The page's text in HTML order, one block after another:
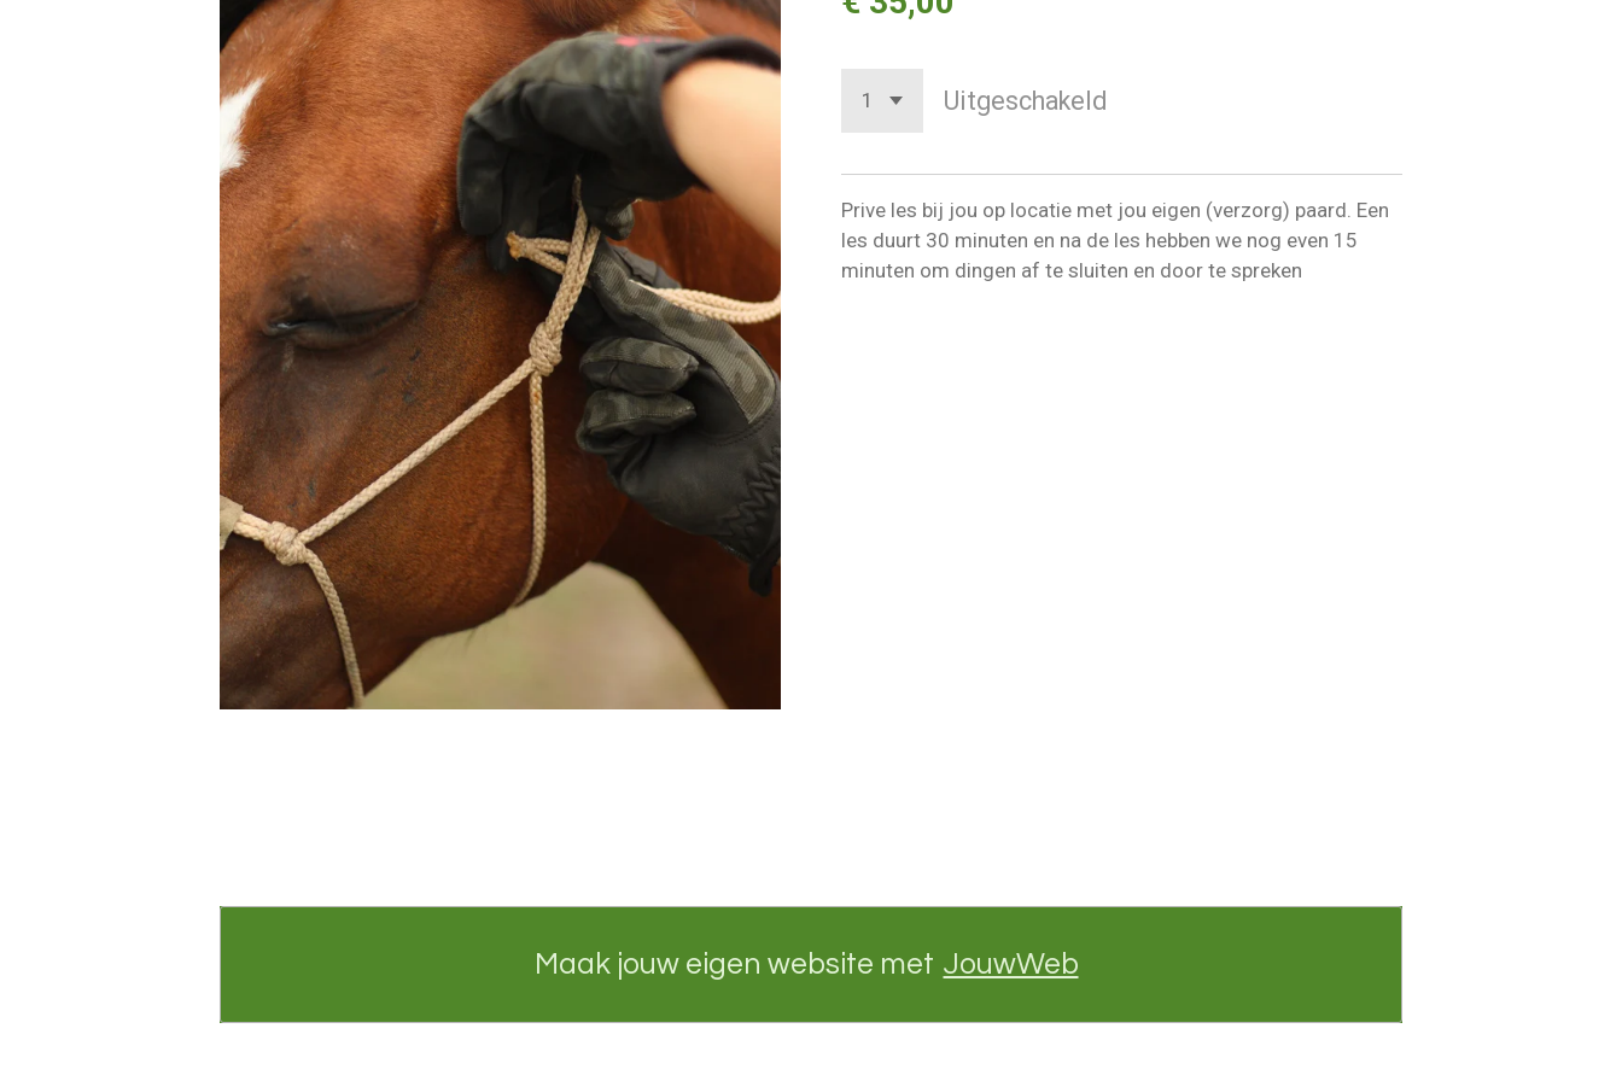
Uitgeschakeld
Prive les bij jou op locatie met jou eigen (verzorg) paard. Een
les duurt 30 minuten en na de les hebben we nog even 15
minuten om dingen af te sluiten en door te spreken
Maak jouw eigen website met JouwWeb